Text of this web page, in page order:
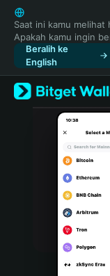
English
日本語
Tiếng Việt
Русский
Español
Türkçe
Italiano
Português (Portugal)
Bahasa Indonesia
Saat ini kamu melihat
Apakah kamu ingin
Beralih ke
English